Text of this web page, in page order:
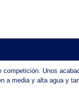
Unos
a media y alta agua y